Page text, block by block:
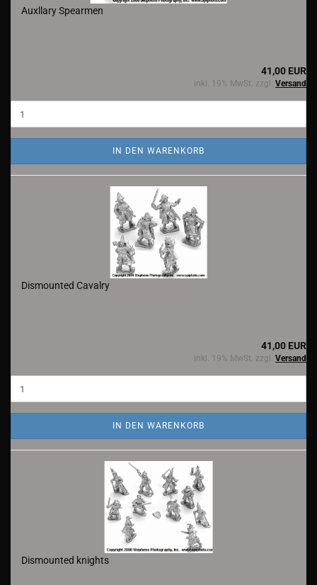
Auxllary Spearmen
41,00 EUR
inkl. 19% MwSt. zzgl. Versand
IN DEN WARENKORB
Dismounted Cavalry
41,00 EUR
inkl. 19% MwSt. zzgl. Versand
IN DEN WARENKORB
Dismounted knights